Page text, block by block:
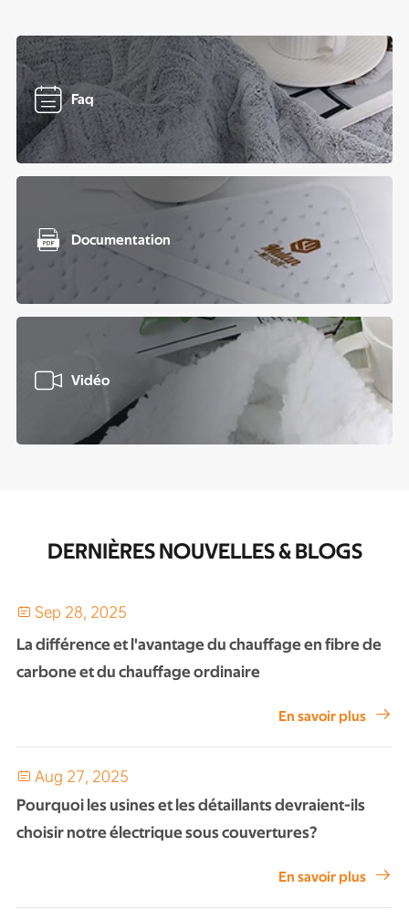
 Faq
 Documentation
 Vidéo
DERNIÈRES NOUVELLES & BLOGS
 Sep 28, 2025
La différence et l'avantage du chauffage en fibre de
carbone et du chauffage ordinaire
En savoir plus 
 Aug 27, 2025
Pourquoi les usines et les détaillants devraient-ils
choisir notre électrique sous couvertures?
En savoir plus 